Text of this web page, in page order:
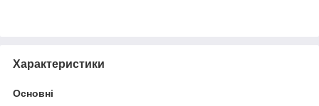
Характеристики
Основні